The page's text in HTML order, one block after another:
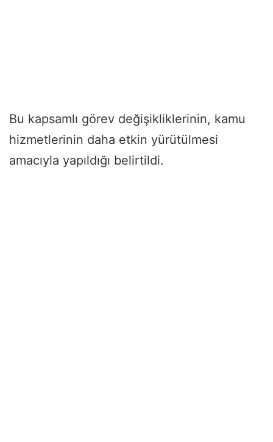
Bu kapsamlı görev değişikliklerinin, kamu
hizmetlerinin daha etkin yürütülmesi
amacıyla yapıldığı belirtildi.